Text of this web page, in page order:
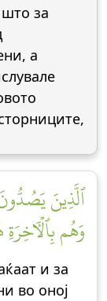
за
а
ٱلَّذِينَ
وَهُم
и за
во оној